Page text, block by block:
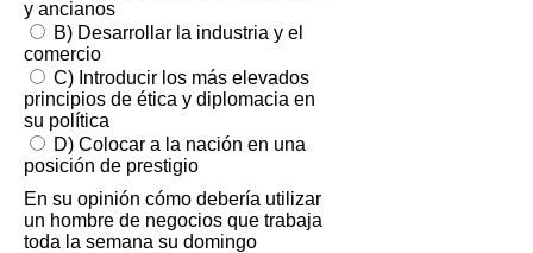
y ancianos
B) Desarrollar la industria y el
comercio
C) Introducir los más elevados
principios de ética y diplomacia en
su política
D) Colocar a la nación en una
posición de prestigio
En su opinión cómo debería utilizar
un hombre de negocios que trabaja
toda la semana su domingo